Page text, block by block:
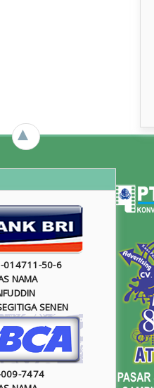
►
014711-50-6
NAMA
SENEN
7474